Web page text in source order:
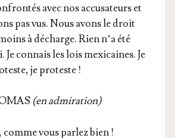
avec nos accu­sa­teurs et
pas vus. Nous avons le droit
à décharge. Rien n’a été
connais les lois mexi­caines. Je
je proteste !
(en admi­ra­tion)
vous par­lez bien !